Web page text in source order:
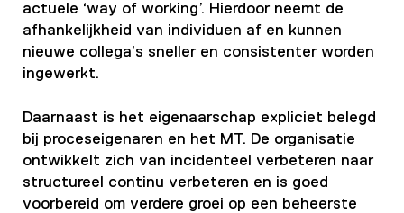
actuele ‘way of working’. Hierdoor neemt de
afhankelijkheid van individuen af en kunnen
nieuwe collega’s sneller en consistenter worden
ingewerkt.
Daarnaast is het eigenaarschap expliciet belegd
bij proceseigenaren en het MT. De organisatie
ontwikkelt zich van incidenteel verbeteren naar
structureel continu verbeteren en is goed
voorbereid om verdere groei op een beheerste